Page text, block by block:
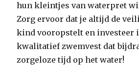
hun kleintjes van waterpret
Zorg ervoor dat je altijd de
kind vooropstelt en investeer
kwalitatief zwemvest dat
zorgeloze tijd op het water!